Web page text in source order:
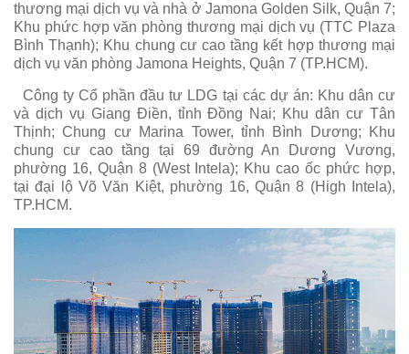
thương mại dịch vụ và nhà ở Jamona Golden Silk, Quận 7;
Khu phức hợp văn phòng thương mại dịch vụ (TTC Plaza
Bình Thạnh); Khu chung cư cao tầng kết hợp thương mại
dịch vụ văn phòng Jamona Heights, Quận 7 (TP.HCM).
Công ty Cổ phần đầu tư LDG tại các dự án: Khu dân cư
và dịch vụ Giang Điền, tỉnh Đồng Nai; Khu dân cư Tân
Thịnh; Chung cư Marina Tower, tỉnh Bình Dương; Khu
chung cư cao tầng tại 69 đường An Dương Vương,
phường 16, Quận 8 (West Intela); Khu cao ốc phức hợp,
tại đại lộ Võ Văn Kiệt, phường 16, Quận 8 (High Intela),
TP.HCM.